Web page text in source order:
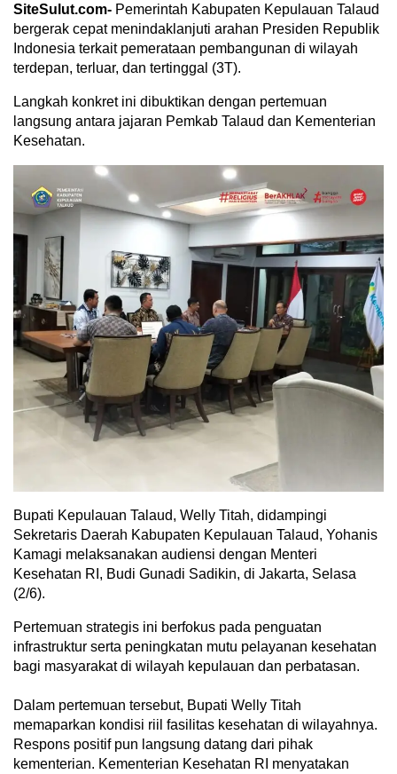
SiteSulut.com- Pemerintah Kabupaten Kepulauan Talaud
bergerak cepat menindaklanjuti arahan Presiden Republik
Indonesia terkait pemerataan pembangunan di wilayah
terdepan, terluar, dan tertinggal (3T).
Langkah konkret ini dibuktikan dengan pertemuan
langsung antara jajaran Pemkab Talaud dan Kementerian
Kesehatan.
​Bupati Kepulauan Talaud, Welly Titah, didampingi
Sekretaris Daerah Kabupaten Kepulauan Talaud, Yohanis
Kamagi melaksanakan audiensi dengan Menteri
Kesehatan RI, Budi Gunadi Sadikin, di Jakarta, Selasa
(2/6).
Pertemuan strategis ini berfokus pada penguatan
infrastruktur serta peningkatan mutu pelayanan kesehatan
bagi masyarakat di wilayah kepulauan dan perbatasan.
Dalam pertemuan tersebut, Bupati Welly Titah
memaparkan kondisi riil fasilitas kesehatan di wilayahnya.
Respons positif pun langsung datang dari pihak
kementerian. Kementerian Kesehatan RI menyatakan